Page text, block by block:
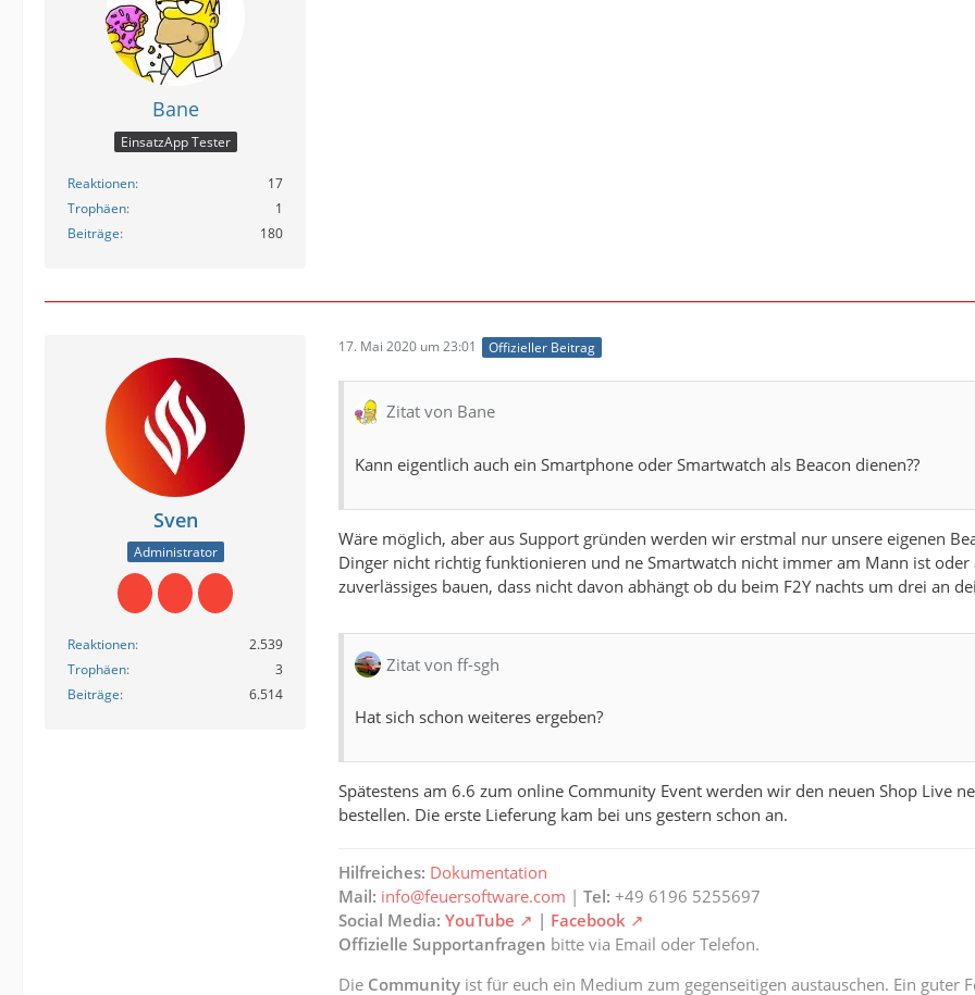
Bane
EinsatzApp Tester
Reaktionen
17
Trophäen
1
Beiträge
180
Sven
Administrator
Reaktionen
2.539
Trophäen
3
Beiträge
6.514
17. Mai 2020 um 23:01 Offizieller Beitrag
Zitat von Bane
Kann eigentlich auch ein Smartphone oder Smartwatch als Beacon dienen??
Wäre möglich, aber aus Support gründen werden wir erstmal nur unsere eigenen
Dinger nicht richtig funktionieren und ne Smartwatch nicht immer am Mann ist
zuverlässiges bauen, dass nicht davon abhängt ob du beim F2Y nachts um drei an
Zitat von ff-sgh
Hat sich schon weiteres ergeben?
Spätestens am 6.6 zum online Community Event werden wir den neuen Shop Live
bestellen. Die erste Lieferung kam bei uns gestern schon an.
Hilfreiches: Dokumentation
Mail: info@feuersoftware.com | Tel: +49 6196 5255697
Social Media: YouTube | Facebook
Offizielle Supportanfragen bitte via Email oder Telefon.
Die Community ist für euch ein Medium zum gegenseitigen austauschen. Ein guter